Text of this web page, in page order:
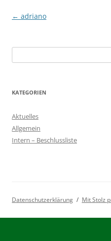
Beitragsnavigation
← adriano
nach:
KATEGORIEN
Aktuelles
Allgemein
Intern – Beschlussliste
Datenschutzerklärung Mit Stolz